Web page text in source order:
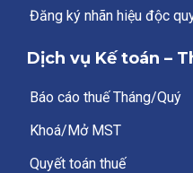
Đăng ký nhãn hiệu độc
Dịch vụ Kế toán –
Báo cáo thuế Tháng/Quý
Khoá/Mở MST
Quyết toán thuế